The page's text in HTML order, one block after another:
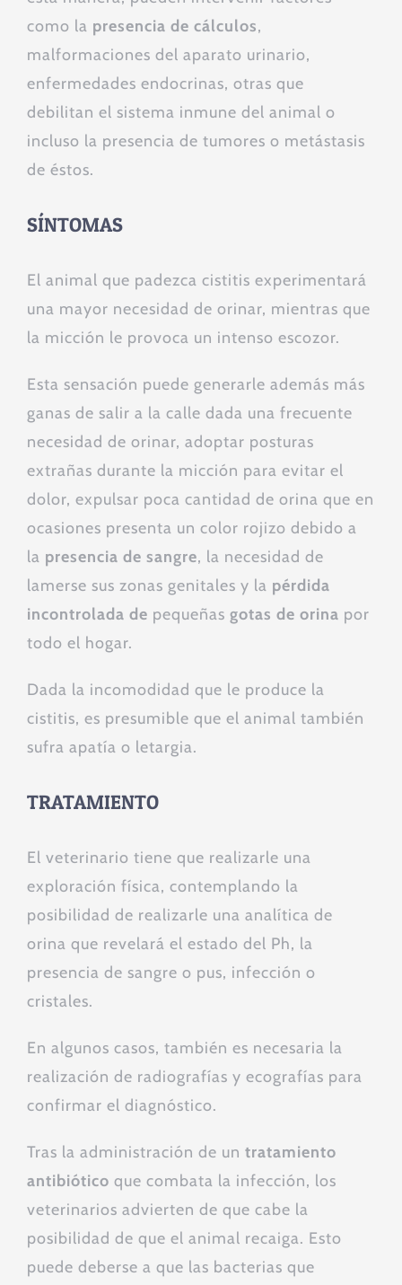
como la presencia de cálculos,
malformaciones del aparato urinario,
enfermedades endocrinas, otras que
debilitan el sistema inmune del animal o
incluso la presencia de tumores o metástasis
de éstos.
SÍNTOMAS
El animal que padezca cistitis experimentará
una mayor necesidad de orinar, mientras que
la micción le provoca un intenso escozor.
Esta sensación puede generarle además más
ganas de salir a la calle dada una frecuente
necesidad de orinar, adoptar posturas
extrañas durante la micción para evitar el
dolor, expulsar poca cantidad de orina que en
ocasiones presenta un color rojizo debido a
la presencia de sangre, la necesidad de
lamerse sus zonas genitales y la pérdida
incontrolada de pequeñas gotas de orina por
todo el hogar.
Dada la incomodidad que le produce la
cistitis, es presumible que el animal también
sufra apatía o letargia.
TRATAMIENTO
El veterinario tiene que realizarle una
exploración física, contemplando la
posibilidad de realizarle una analítica de
orina que revelará el estado del Ph, la
presencia de sangre o pus, infección o
cristales.
En algunos casos, también es necesaria la
realización de radiografías y ecografías para
confirmar el diagnóstico.
Tras la administración de un tratamiento
antibiótico que combata la infección, los
veterinarios advierten de que cabe la
posibilidad de que el animal recaiga. Esto
puede deberse a que las bacterias que